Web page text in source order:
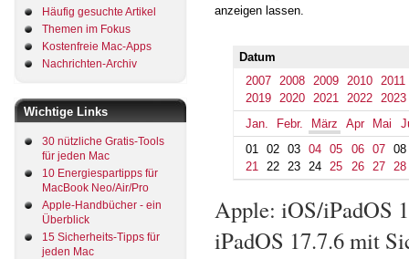
Häufig gesuchte Artikel
Themen im Fokus
Kostenfreie Mac-Apps
Nachrichten-Archiv
Wichtige Links
30 nützliche Gratis-Tools
für jeden Mac
10 Energiespartipps für
MacBook Neo/Air/Pro
Apple-Handbücher - ein
Überblick
15 Sicherheits-Tipps für
jeden Mac
anzeigen lassen.
Datum
2007
2008 2009 2010
2011
2019
2020 2021 2022
2023
Jan.
Febr. März Apr Mai
01
02 03 04 05 06 07
08
21
22 23 24 25 26 27 28
Apple: iOS/iPadOS
iPadOS 17.7.6 mit